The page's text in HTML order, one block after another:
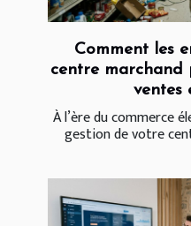
Comment les
centre marchand
ventes
À l’ère du commerce
gestion de votre